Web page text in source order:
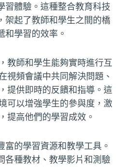
習體驗。這種整合教育科技
架起了教師和學生之間的橋
和學習的效率。
教師和學生能夠實時進行互
視頻會議中共同解決問題、
提供即時的反饋和指導。這
可以增強學生的參與度，激
提高他們的學習成效。
富的學習資源和教學工具。
各種教材、教學影片和測驗